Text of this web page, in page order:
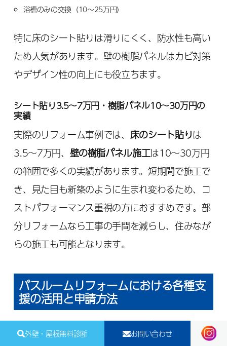
外壁・屋根無料診断 お問い合わせ
浴槽のみの交換（10～25万円）
特に床のシート貼りは滑りにくく、防水性も高い
ため人気があります。壁の樹脂パネルはカビ対策
やデザイン性の向上にも役立ちます。
シート貼り3.5～7万円・樹脂パネル10～30万円の
実績
実際のリフォーム事例では、 床のシート貼りは
3.5～7万円、 壁の樹脂パネル施工は10～30万円
の範囲で多くの実績があります。短期間で施工で
き、見た目も新築のように生まれ変わるため、コ
ストパフォーマンス重視の方におすすめです。部
分リフォームなら工事の手間を減らし、住みなが
らの施工も可能となります。
バスルームリフォームにおける各種支
援の活用と申請方法
支援制度の対象内容：耐震・バリアフリーな
ど